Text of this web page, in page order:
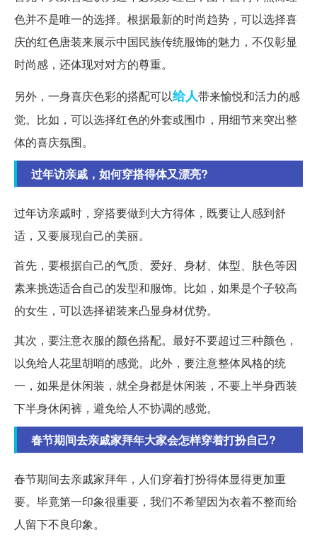
色并不是唯一的选择。根据最新的时尚趋势，可以选择喜
庆的红色唐装来展示中国民族传统服饰的魅力，不仅彰显
时尚感，还体现对对方的尊重。
另外，一身喜庆色彩的搭配可以给人带来愉悦和活力的感
觉。比如，可以选择红色的外套或围巾，用细节来突出整
体的喜庆氛围。
过年访亲戚，如何穿搭得体又漂亮?
过年访亲戚时，穿搭要做到大方得体，既要让人感到舒
适，又要展现自己的美丽。
首先，要根据自己的气质、爱好、身材、体型、肤色等因
素来挑选适合自己的发型和服饰。比如，如果是个子较高
的女生，可以选择裙装来凸显身材优势。
其次，要注意衣服的颜色搭配。最好不要超过三种颜色，
以免给人花里胡哨的感觉。此外，要注意整体风格的统
一，如果是休闲装，就全身都是休闲装，不要上半身西装
下半身休闲裤，避免给人不协调的感觉。
春节期间去亲戚家拜年大家会怎样穿着打扮自己?
春节期间去亲戚家拜年，人们穿着打扮得体显得更加重
要。毕竟第一印象很重要，我们不希望因为衣着不整而给
人留下不良印象。